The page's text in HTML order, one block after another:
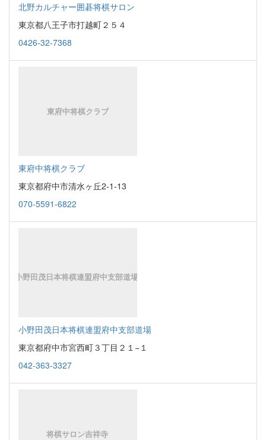
北野カルチャー囲碁将棋サロン
東京都八王子市打越町２５４
0426-32-7368
東府中将棋クラブ
東京都府中市清水ヶ丘2-1-13
070-5591-6822
小野田茂日本将棋連盟府中支部道場
東京都府中市宮西町３丁目２１−１
042-363-3327